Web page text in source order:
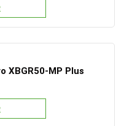
XBGR50-MP Plus